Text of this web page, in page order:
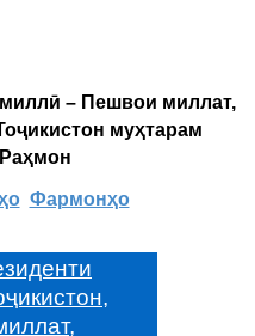
– Пешвои миллат,
муҳтарам
Фармонҳо